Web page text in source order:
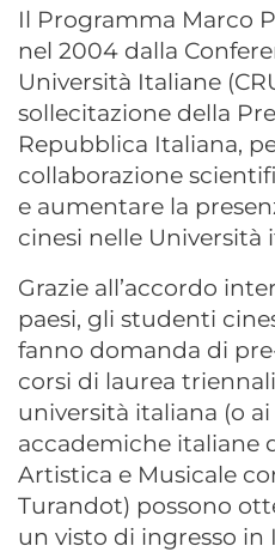
Il Programma Marco
nel 2004 dalla
Università Italiane
sollecitazione della
Repubblica Italiana,
collaborazione
e aumentare la
cinesi nelle Università
Grazie all’accordo
paesi, gli studenti
fanno domanda di
corsi di laurea
università italiana (o
accademiche italiane
Artistica e Musicale
Turandot) possono
un visto di ingresso